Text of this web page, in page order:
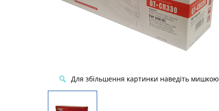
Для збільшення картинки наведіть мишкою